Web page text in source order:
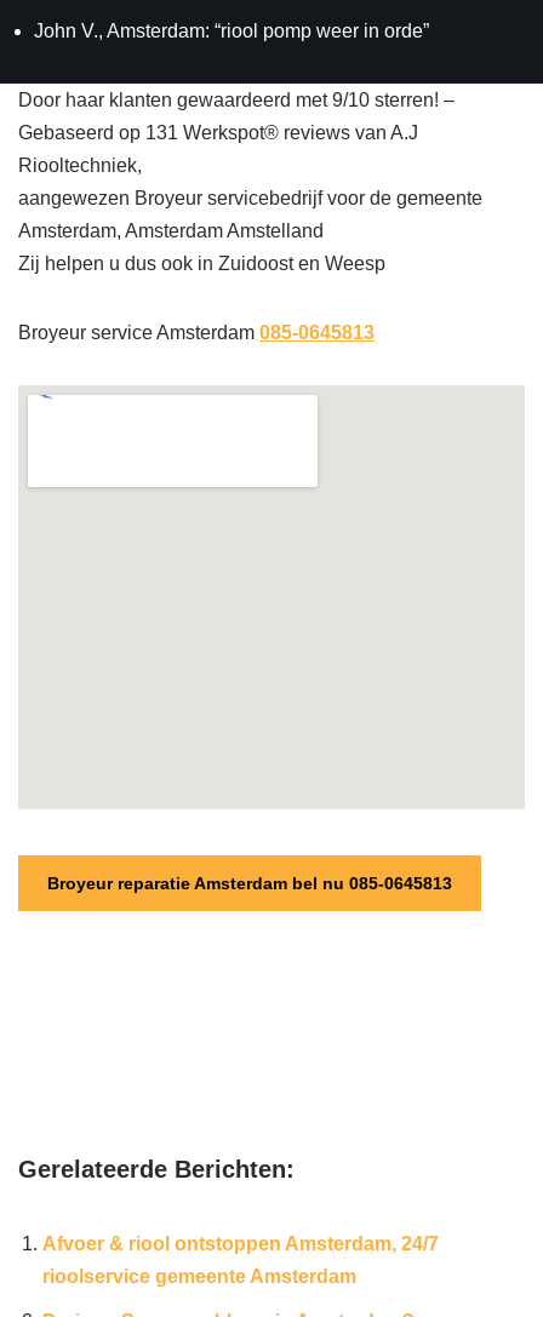
John V., Amsterdam: “riool pomp weer in orde”
Door haar klanten gewaardeerd met 9/10 sterren! –
Gebaseerd op 131 Werkspot® reviews van A.J
Riooltechniek,
aangewezen Broyeur servicebedrijf voor de gemeente
Amsterdam, Amsterdam Amstelland
Zij helpen u dus ook in Zuidoost en Weesp
Broyeur service Amsterdam 085-0645813
Broyeur reparatie Amsterdam bel nu 085-0645813
Gerelateerde Berichten:
Afvoer & riool ontstoppen Amsterdam, 24/7
rioolservice gemeente Amsterdam